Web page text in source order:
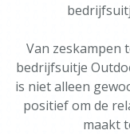
Van zeskampen
bedrijfsuitje
is niet alleen
positief om de
maakt